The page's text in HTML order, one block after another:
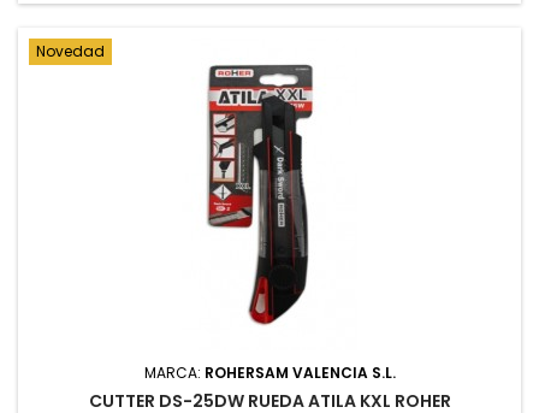
Novedad
MARCA: ROHERSAM VALENCIA S.L.
CUTTER DS-25DW RUEDA ATILA KXL ROHER